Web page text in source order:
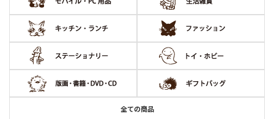
全ての商品